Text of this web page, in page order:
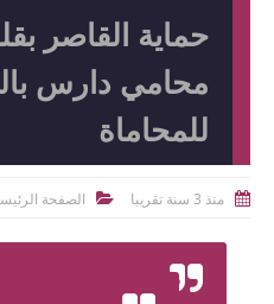
حماية القاصر
محامي دارس
للمحاماة
 منذ 3 سنة تقريبا  الصفحة